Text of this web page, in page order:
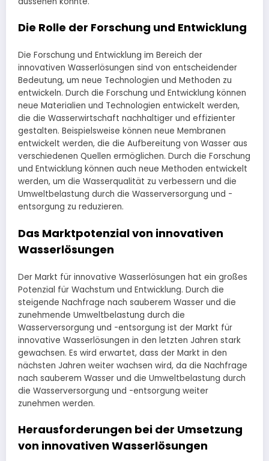
Die Rolle der Forschung und Entwicklung
Die Forschung und Entwicklung im Bereich der
innovativen Wasserlösungen sind von entscheidender
Bedeutung, um neue Technologien und Methoden zu
entwickeln. Durch die Forschung und Entwicklung können
neue Materialien und Technologien entwickelt werden,
die die Wasserwirtschaft nachhaltiger und effizienter
gestalten. Beispielsweise können neue Membranen
entwickelt werden, die die Aufbereitung von Wasser aus
verschiedenen Quellen ermöglichen. Durch die Forschung
und Entwicklung können auch neue Methoden entwickelt
werden, um die Wasserqualität zu verbessern und die
Umweltbelastung durch die Wasserversorgung und -
entsorgung zu reduzieren.
Das Marktpotenzial von innovativen
Wasserlösungen
Der Markt für innovative Wasserlösungen hat ein großes
Potenzial für Wachstum und Entwicklung. Durch die
steigende Nachfrage nach sauberem Wasser und die
zunehmende Umweltbelastung durch die
Wasserversorgung und -entsorgung ist der Markt für
innovative Wasserlösungen in den letzten Jahren stark
gewachsen. Es wird erwartet, dass der Markt in den
nächsten Jahren weiter wachsen wird, da die Nachfrage
nach sauberem Wasser und die Umweltbelastung durch
die Wasserversorgung und -entsorgung weiter
zunehmen werden.
Herausforderungen bei der Umsetzung
von innovativen Wasserlösungen